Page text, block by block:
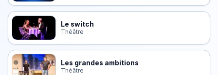
Le switch
Théâtre
Les grandes ambitions
Théâtre